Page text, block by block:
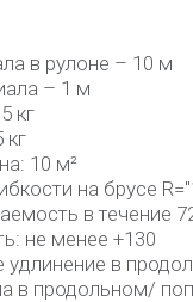
в рулоне – 10 м
– 1 м
кг
кг
10 м²
на брусе
в течение
не менее +130
удлинение в
в продольном/